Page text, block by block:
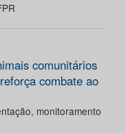
comunitários
combate ao
monitoramento